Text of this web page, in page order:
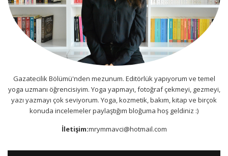
Gazatecilik Bölümü'nden mezunum. Editörlük yapıyorum ve temel
yoga uzmanı öğrencisiyim. Yoga yapmayı, fotoğraf çekmeyi, gezmeyi,
yazı yazmayı çok seviyorum. Yoga, kozmetik, bakım, kitap ve birçok
konuda incelemeler paylaştığım bloğuma hoş geldiniz :)
İletişim:mrymmavci@hotmail.com